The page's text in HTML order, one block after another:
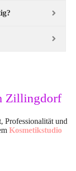
Zillingdorf
Professionalität und
Kosmetikstudio